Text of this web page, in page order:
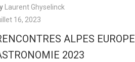
Laurent Ghyselinck
16, 2023
ALPES EUROPE
2023